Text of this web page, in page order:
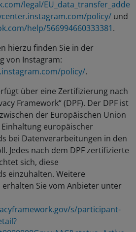
legal/EU_data_transfer_adde
policy/ und
help/566994660333381.
hierzu finden Sie in der
von Instagram:
policy/.
über eine Zertifizierung nach
Framework“ (DPF). Der DPF ist
der Europäischen Union
europäischer
bei Datenverarbeitungen in den
Jedes nach dem DPF zertifizierte
sich, diese
einzuhalten. Weitere
Sie vom Anbieter unter
s/participant-